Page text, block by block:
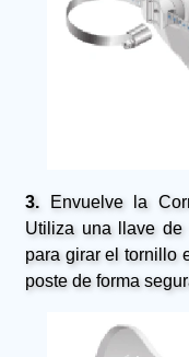
3. Envuelve la
Utiliza una llave
para girar el tornillo
poste de forma